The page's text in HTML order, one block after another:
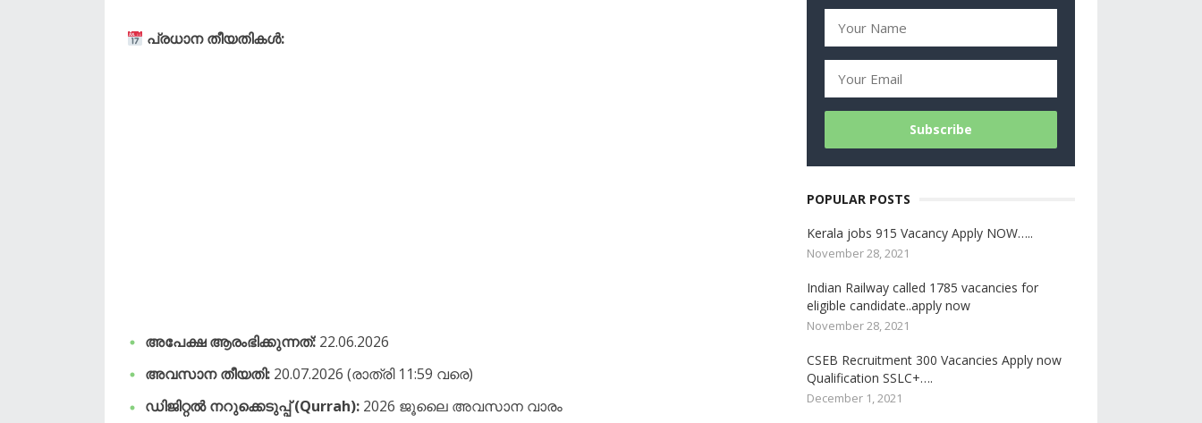
പ്രധാന തീയതികൾ:
അപേക്ഷ ആരംഭിക്കുന്നത്: 22.06.2026
അവസാന തീയതി: 20.07.2026 (രാത്രി 11:59 വരെ)
ഡിജിറ്റൽ നറുക്കെടുപ്പ് (Qurrah): 2026 ജൂലൈ അവസാന വാരം
POPULAR POSTS
Kerala jobs 915 Vacancy Apply NOW…..
November 28, 2021
Indian Railway called 1785 vacancies for
eligible candidate..apply now
November 28, 2021
CSEB Recruitment 300 Vacancies Apply now
Qualification SSLC+….
December 1, 2021